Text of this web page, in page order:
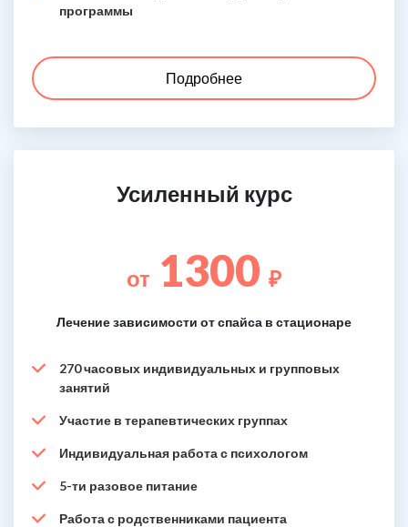
программы
Подробнее
Усиленный курс
от 1300 ₽
Лечение зависимости от спайса в стационаре
270 часовых индивидуальных и групповых
занятий
Участие в терапевтических группах
Индивидуальная работа с психологом
5-ти разовое питание
Работа с родственниками пациента